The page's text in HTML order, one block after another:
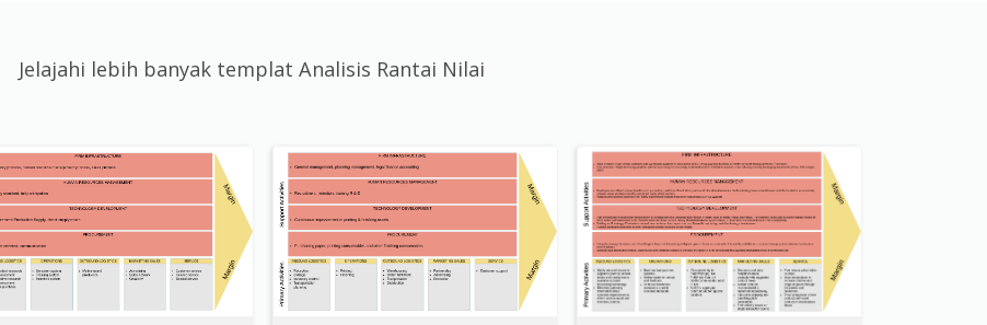
Jelajahi lebih banyak templat Analisis Rantai Nilai